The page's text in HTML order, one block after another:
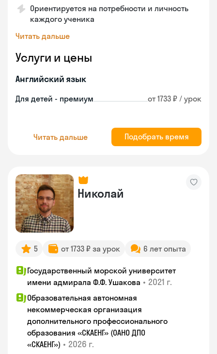
Ориентируется на потребности и личность
каждого ученика
Читать дальше
Услуги и цены
Английский язык
Для детей - премиум от 1733 ₽ / урок
Читать дальше Подобрать время
Николай
5 от 1733 ₽ за урок 6 лет опыта
Государственный морской университет
имени адмирала Ф.Ф. Ушакова • 2021 г.
Образовательная автономная
некоммерческая организация
дополнительного профессионального
образования «СКАЕНГ» (ОАНО ДПО
«СКАЕНГ») • 2026 г.